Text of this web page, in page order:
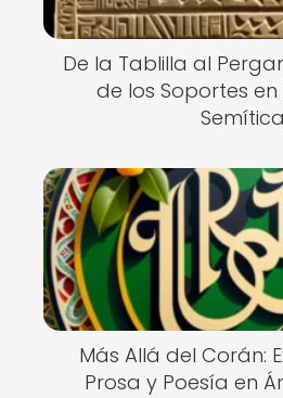
De la Tablilla al
de los Soportes en
Semítica
Más Allá del Corán:
Prosa y Poesía en